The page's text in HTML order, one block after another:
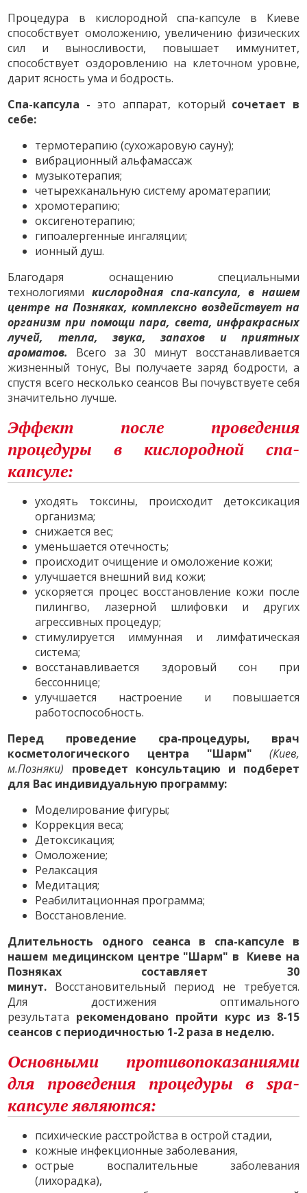
Процедура в кислородной спа-капсуле в Киеве
способствует омоложению, увеличению физических
сил и выносливости, повышает иммунитет,
способствует оздоровлению на клеточном уровне,
дарит ясность ума и бодрость.
Спа-капсула -это аппарат, который сочетает в
себе:
термотерапию (сухожаровую сауну);
вибрационный альфамассаж
музыкотерапия;
четырехканальную систему ароматерапии;
хромотерапию;
оксигенотерапию;
гипоалергенные ингаляции;
ионный душ.
Благодаря оснащению специальными
технологиямикислородная спа-капсула, в нашем
центре на Позняках, комплексно воздействует на
организм при помощи пара, света, инфракрасных
лучей, тепла, звука, запахов и приятных
ароматов. Всего за 30 минут восстанавливается
жизненный тонус, Вы получаете заряд бодрости, а
спустя всего несколько сеансов Вы почувствуете себя
значительно лучше.
Эффект после проведения
процедуры в кислородной спа-
капсуле:
уходять токсины, происходит детоксикация
организма;
снижается вес;
уменьшается отечность;
происходит очищение и омоложение кожи;
улучшается внешний вид кожи;
ускоряется процес восстановление кожи после
пилингво, лазерной шлифовки и других
агрессивных процедур;
стимулируется иммунная и лимфатическая
система;
восстанавливается здоровый сон при
бессоннице;
улучшается настроение и повышается
работоспособность.
Перед проведение сpa-процедуры, врач
косметологического центра "Шарм"(Киев,
м.Позняки) проведет консультацию и подберет
для Вас индивидуальную программу:
Моделирование фигуры;
Коррекция веса;
Детоксикация;
Омоложение;
Релаксация
Медитация;
Реабилитационная программа;
Восстановление.
Длительность одного сеанса в спа-капсуле в
нашем медицинском центре "Шарм" в Киеве на
Позняках составляет 30
минут. Восстановительный период не требуется.
Для достижения оптимального
результата рекомендовано пройти курс из 8-15
сеансов с периодичностью 1-2 раза в неделю.
Основными противопоказаниями
для проведения процедуры в spa-
капсуле являются:
психические расстройства в острой стадии,
кожные инфекционные заболевания,
острые воспалительные заболевания
(лихорадка),